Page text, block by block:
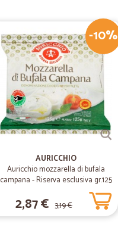
-10%
AURICCHIO
Auricchio mozzarella di bufala
campana - Riserva esclusiva gr.125
2,87 € 3,19 €